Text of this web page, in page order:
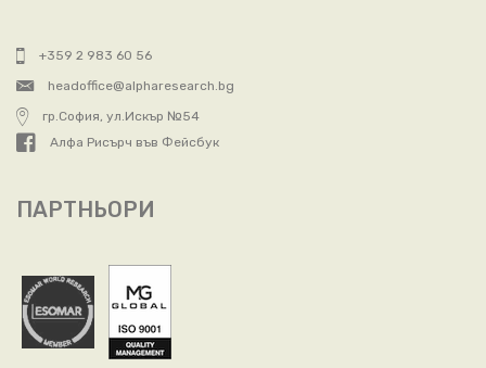
+359 2 983 60 56
headoffice@alpharesearch.bg
гр.София, ул.Искър №54
Алфа Рисърч във Фейсбук
ПАРТНЬОРИ